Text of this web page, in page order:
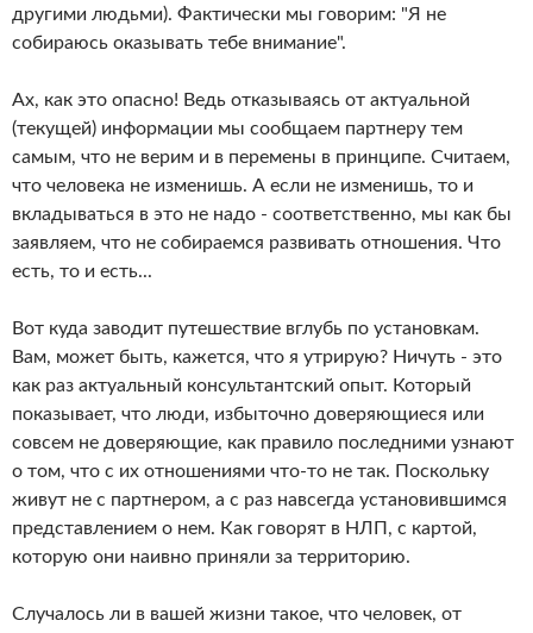
другими людьми). Фактически мы говорим: "Я не
собираюсь оказывать тебе внимание".
Ах, как это опасно! Ведь отказываясь от актуальной
(текущей) информации мы сообщаем партнеру тем
самым, что не верим и в перемены в принципе. Считаем,
что человека не изменишь. А если не изменишь, то и
вкладываться в это не надо - соответственно, мы как бы
заявляем, что не собираемся развивать отношения. Что
есть, то и есть...
Вот куда заводит путешествие вглубь по установкам.
Вам, может быть, кажется, что я утрирую? Ничуть - это
как раз актуальный консультантский опыт. Который
показывает, что люди, избыточно доверяющиеся или
совсем не доверяющие, как правило последними узнают
о том, что с их отношениями что-то не так. Поскольку
живут не с партнером, а с раз навсегда установившимся
представлением о нем. Как говорят в НЛП, с картой,
которую они наивно приняли за территорию.
Случалось ли в вашей жизни такое, что человек, от